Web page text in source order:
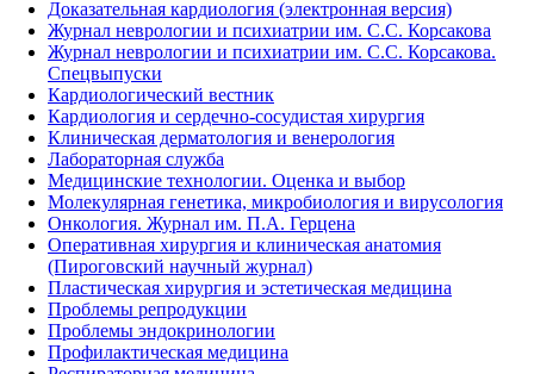
Доказательная кардиология (электронная версия)
Журнал неврологии и психиатрии им. С.С. Корсакова
Журнал неврологии и психиатрии им. С.С. Корсакова.
Спецвыпуски
Кардиологический вестник
Кардиология и сердечно-сосудистая хирургия
Клиническая дерматология и венерология
Лабораторная служба
Медицинские технологии. Оценка и выбор
Молекулярная генетика, микробиология и вирусология
Онкология. Журнал им. П.А. Герцена
Оперативная хирургия и клиническая анатомия
(Пироговский научный журнал)
Пластическая хирургия и эстетическая медицина
Проблемы репродукции
Проблемы эндокринологии
Профилактическая медицина